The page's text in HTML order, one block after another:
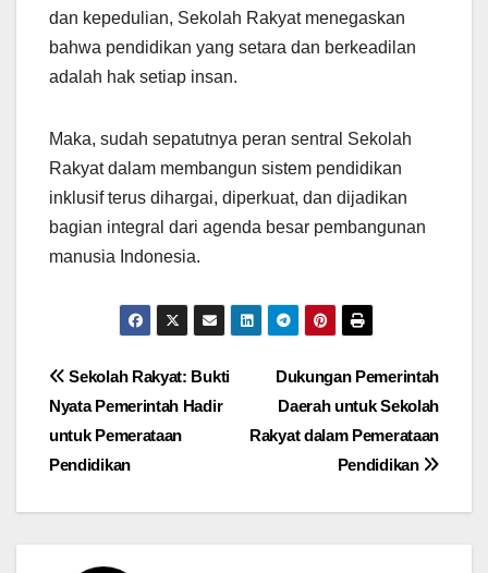
dan kepedulian, Sekolah Rakyat menegaskan
bahwa pendidikan yang setara dan berkeadilan
adalah hak setiap insan.
Maka, sudah sepatutnya peran sentral Sekolah
Rakyat dalam membangun sistem pendidikan
inklusif terus dihargai, diperkuat, dan dijadikan
bagian integral dari agenda besar pembangunan
manusia Indonesia.
Post
navigation
Dukungan Pemerintah
Daerah untuk Sekolah
Rakyat dalam Pemerataan
Pendidikan
Sekolah Rakyat: Bukti
Nyata Pemerintah Hadir
untuk Pemerataan
Pendidikan